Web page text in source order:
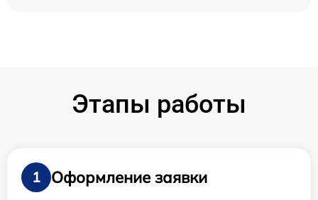
Этапы работы
1
Оформление заявки